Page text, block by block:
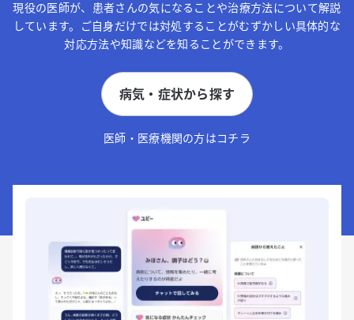
現役の医師が、患者さんの気になることや治療方法について解説
しています。ご自身だけでは対処することがむずかしい具体的な
対応方法や知識などを知ることができます。
病気・症状から探す
医師・医療機関の方はコチラ